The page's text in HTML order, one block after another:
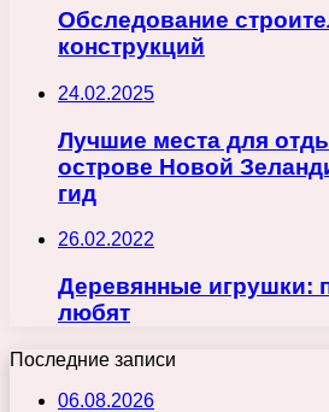
Обследование
конструкций
24.02.2025
Лучшие места для
острове Новой
гид
26.02.2022
Деревянные игрушки:
любят
Последние записи
06.08.2026